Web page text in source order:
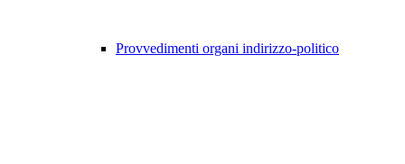
Provvedimenti organi indirizzo-politico